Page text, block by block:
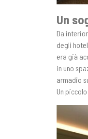
Un
Da
degli
era già
in uno
armadio
Un